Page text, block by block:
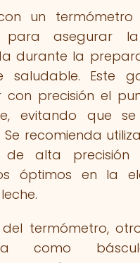
un
para asegurar
durante la
saludable. Este
con precisión el
evitando que
Se recomienda
de alta precisión
óptimos en la
termómetro,
como